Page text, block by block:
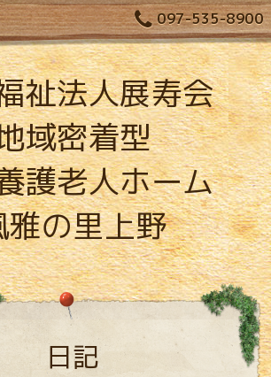
097-535-8900
祉法人展寿会
域密着型
護老人ホーム
雅の里上野
日記